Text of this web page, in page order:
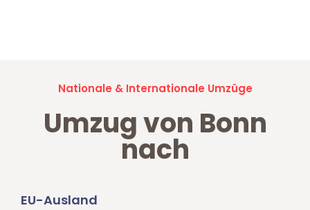
Nationale & Internationale Umzüge
Umzug von Bonn
nach
EU-Ausland